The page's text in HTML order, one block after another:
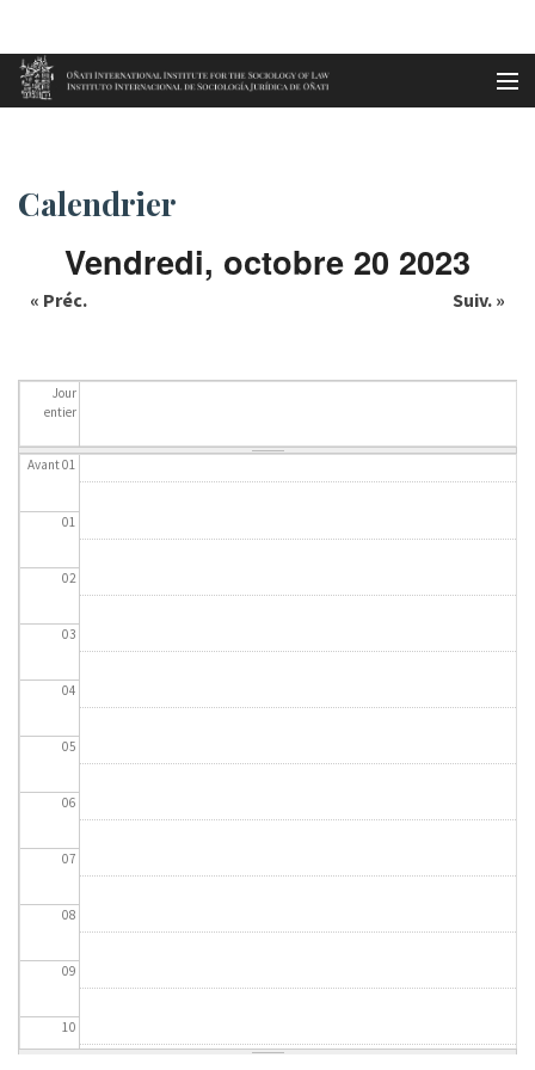
Aller au contenu principal
Accueil Calendrier
Calendrier
Vendredi, octobre 20 2023
« Préc. Suiv. »
Jour
entier
Avant 01
01
02
03
04
05
06
07
08
09
10